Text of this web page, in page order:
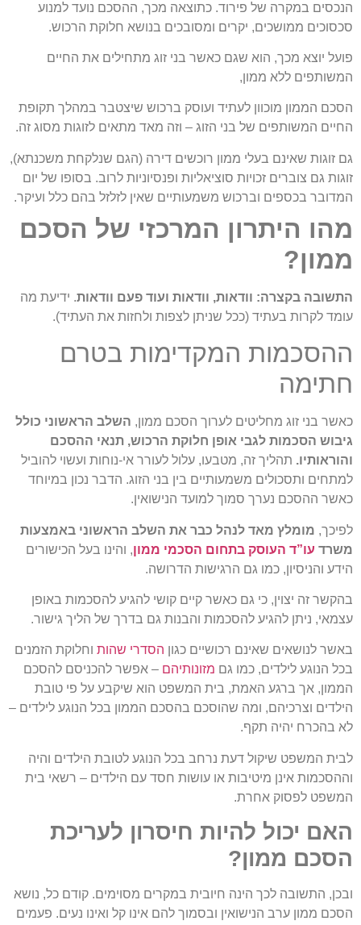
הנכסים במקרה של פירוד. כתוצאה מכך, ההסכם נועד למנוע
סכסוכים ממושכים, יקרים ומסובכים בנושא חלוקת הרכוש.
פועל יוצא מכך, הוא שגם כאשר בני זוג מתחילים את החיים
המשותפים ללא ממון,
הסכם הממון מוכוון לעתיד ועוסק ברכוש שיצטבר במהלך תקופת
החיים המשותפים של בני הזוג – וזה מאד מתאים לזוגות מסוג זה.
גם זוגות שאינם בעלי ממון רוכשים דירה (הגם שנלקחת משכנתא),
זוגות גם צוברים זכויות סוציאליות ופנסיוניות לרוב. בסופו של יום
המדובר בכספים וברכוש משמעותיים שאין לזלזל בהם כלל ועיקר.
מהו היתרון המרכזי של הסכם
ממון?
התשובה בקצרה: וודאות, וודאות ועוד פעם וודאות. ידיעת מה
עומד לקרות בעתיד (ככל שניתן לצפות ולחזות את העתיד).
ההסכמות המקדימות בטרם
חתימה
כאשר בני זוג מחליטים לערוך הסכם ממון, השלב הראשוני כולל
גיבוש הסכמות לגבי אופן חלוקת הרכוש, תנאי ההסכם
והוראותיו. תהליך זה, מטבעו, עלול לעורר אי-נוחות ועשוי להוביל
למתחים ותסכולים משמעותיים בין בני הזוג. הדבר נכון במיוחד
כאשר ההסכם נערך סמוך למועד הנישואין.
לפיכך, מומלץ מאד לנהל כבר את השלב הראשוני באמצעות
משרד עו”ד העוסק בתחום הסכמי ממון, והינו בעל הכישורים
הידע והניסיון, כמו גם הרגישות הדרושה.
בהקשר זה יצוין, כי גם כאשר קיים קושי להגיע להסכמות באופן
עצמאי, ניתן להגיע להסכמות והבנות גם בדרך של הליך גישור.
באשר לנושאים שאינם רכושיים כגון הסדרי שהות וחלוקת הזמנים
בכל הנוגע לילדים, כמו גם מזונותיהם – אפשר להכניסם להסכם
הממון, אך ברגע האמת, בית המשפט הוא שיקבע על פי טובת
הילדים וצרכיהם, ומה שהוסכם בהסכם הממון בכל הנוגע לילדים –
לא בהכרח יהיה תקף.
לבית המשפט שיקול דעת נרחב בכל הנוגע לטובת הילדים והיה
וההסכמות אינן מיטיבות או עושות חסד עם הילדים – רשאי בית
המשפט לפסוק אחרת.
האם יכול להיות חיסרון לעריכת
הסכם ממון?
ובכן, התשובה לכך הינה חיובית במקרים מסוימים. קודם כל, נושא
הסכם ממון ערב הנישואין ובסמוך להם אינו קל ואינו נעים. פעמים